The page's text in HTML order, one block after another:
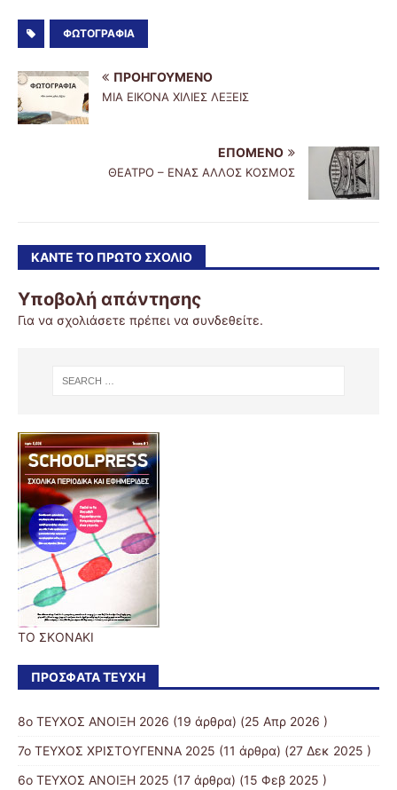
ΦΩΤΟΓΡΑΦΙΑ
ΠΡΟΗΓΟΎΜΕΝΟ
ΜΙΑ ΕΙΚΟΝΑ ΧΙΛΙΕΣ ΛΕΞΕΙΣ
ΕΠΌΜΕΝΟ
ΘΕΑΤΡΟ – ΕΝΑΣ ΑΛΛΟΣ ΚΟΣΜΟΣ
ΚΆΝΤΕ ΤΟ ΠΡΏΤΟ ΣΧΌΛΙΟ
Υποβολή απάντησης
Για να σχολιάσετε πρέπει να συνδεθείτε.
ΤΟ ΣΚΟΝΑΚΙ
ΠΡΌΣΦΑΤΑ ΤΕΎΧΗ
8ο ΤΕΥΧΟΣ ΑΝΟΙΞΗ 2026 (19 άρθρα) (25 Απρ 2026 )
7ο ΤΕΥΧΟΣ ΧΡΙΣΤΟΥΓΕΝΝΑ 2025 (11 άρθρα) (27 Δεκ 2025 )
6ο ΤΕΥΧΟΣ ΑΝΟΙΞΗ 2025 (17 άρθρα) (15 Φεβ 2025 )